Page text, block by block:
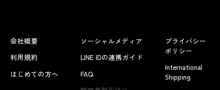
会社概要
利用規約
はじめての方へ
ソーシャルメディア
LINE IDの連携ガイド
FAQ
プライバシー
ポリシー
International
Shipping